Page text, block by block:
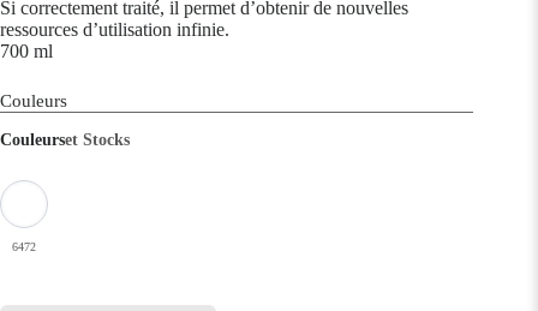
Si correctement traité, il permet d’obtenir de nouvelles
ressources d’utilisation infinie.
700 ml
Couleurs
Couleurset Stocks
6472